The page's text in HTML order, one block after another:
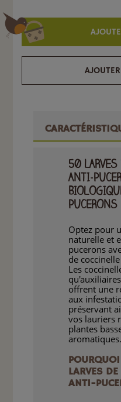
50 LARVES
ANTI-
PUCERONS
Optez pour
naturelle et
pucerons
de
Les
offrent une
aux
préservant
vos lauriers
plantes
aromatiques.
LARVES
ANTI-